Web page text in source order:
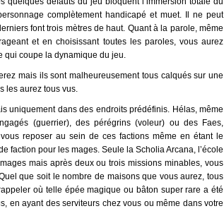
complètement handicapé et muet. Il ne peut
font trois mètres de haut. Quant à la parole, même
et en choisissant toutes les paroles, vous aurez
qui coupe la dynamique du jeu.
mais ils sont malheureusement tous calqués sur une
les aurez tous vus.
uniquement dans des endroits prédéfinis. Hélas, même
(guerrier), des pérégrins (voleur) ou des Faes,
reposer au sein de ces factions même en étant le
faction pour les mages. Seule la Scholia Arcana, l’école
mais après deux ou trois missions minables, vous
que soit le nombre de maisons que vous aurez, tous
où telle épée magique ou bâton super rare a été
en ayant des serviteurs chez vous ou même dans votre